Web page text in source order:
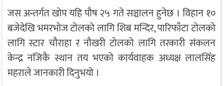
जस अन्तर्गत खोप यहि पौष २५ गते सञ्चालन हुनेछ । विहान १०
बजेदेखि भमरभोज टोलको लागि शिब मन्दिर, पारिफाँटा टोलको
लागि स्टार चौराहा र नौखरी टोलको लागि तरकारी संकलन
केन्द्र नजिकै स्थान तय भएको कार्यवाहक अध्यक्ष लालसिँह
महराले जानकारी दिनुभयो ।